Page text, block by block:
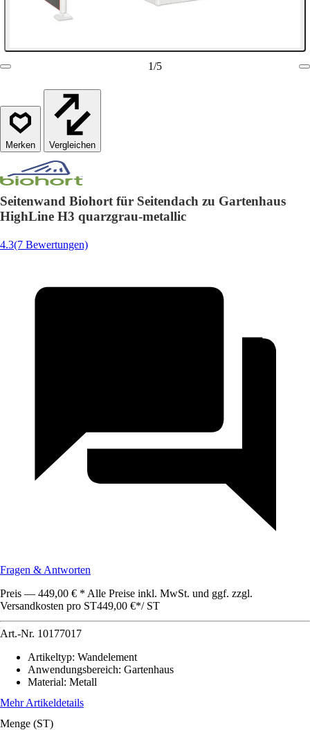
1/5
Vergleichen
Seitenwand Biohort für Seitendach zu Gartenhaus
HighLine H3 quarzgrau-metallic
4.3(7 Bewertungen)
Fragen & Antworten
Preis — 449,00 € * Alle Preise inkl. MwSt. und ggf. zzgl.
Versandkosten pro ST449,00 €*/ ST
Art.-Nr. 10177017
Artikeltyp: Wandelement
Anwendungsbereich: Gartenhaus
Material: Metall
Mehr Artikeldetails
Menge (ST)